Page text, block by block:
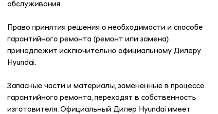
обслуживания.
Право принятия решения о необходимости и способе
гарантийного ремонта (ремонт или замена)
принадлежит исключительно официальному Дилеру
Hyundai.
Запасные части и материалы, замененные в процессе
гарантийного ремонта, переходят в собственность
изготовителя. Официальный Дилер Hyundai имеет